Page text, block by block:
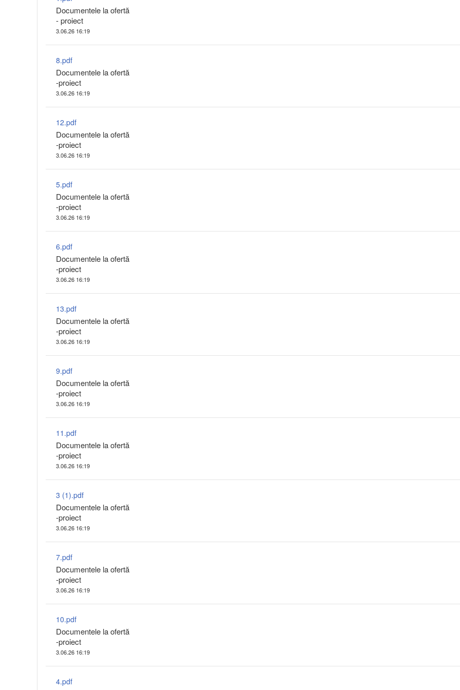
Documentele la ofertă
- proiect
3.06.26 16:19
8.pdf
Documentele la ofertă
-proiect
3.06.26 16:19
12.pdf
Documentele la ofertă
-proiect
3.06.26 16:19
5.pdf
Documentele la ofertă
-proiect
3.06.26 16:19
6.pdf
Documentele la ofertă
-proiect
3.06.26 16:19
13.pdf
Documentele la ofertă
-proiect
3.06.26 16:19
9.pdf
Documentele la ofertă
-proiect
3.06.26 16:19
11.pdf
Documentele la ofertă
-proiect
3.06.26 16:19
3 (1).pdf
Documentele la ofertă
-proiect
3.06.26 16:19
7.pdf
Documentele la ofertă
-proiect
3.06.26 16:19
10.pdf
Documentele la ofertă
-proiect
3.06.26 16:19
4.pdf